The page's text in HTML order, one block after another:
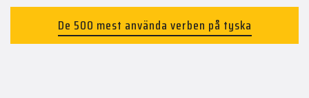
De 500 mest använda verben på tyska